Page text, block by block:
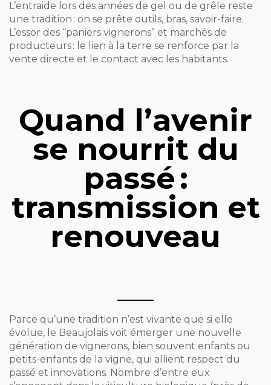
L’entraide lors des années de gel ou de grêle reste
une tradition : on se prête outils, bras, savoir-faire.
L’essor des “paniers vignerons” et marchés de
producteurs : le lien à la terre se renforce par la
vente directe et le contact avec les habitants.
Quand l’avenir
se nourrit du
passé :
transmission et
renouveau
Parce qu’une tradition n’est vivante que si elle
évolue, le Beaujolais voit émerger une nouvelle
génération de vignerons, bien souvent enfants ou
petits-enfants de la vigne, qui allient respect du
passé et innovations. Nombre d’entre eux